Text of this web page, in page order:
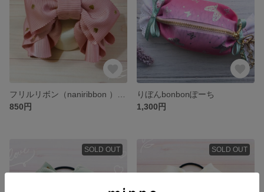
850円
りぼんbonbonぽーち
1,300円
SOLD OUT SOLD OUT